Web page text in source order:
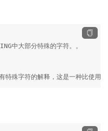
中大部分特殊的字符。。
殊字符的解释，这是一种比使用"